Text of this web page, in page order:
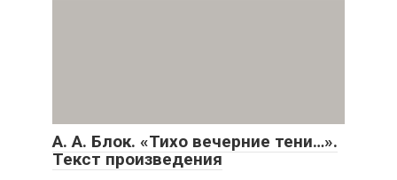
А. А. Блок. «Тихо вечерние тени…».
Текст произведения